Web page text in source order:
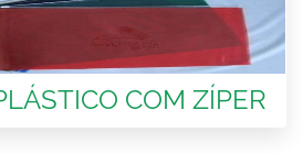
COM ZÍPER